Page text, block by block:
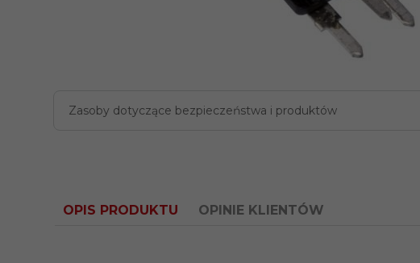
Zasoby dotyczące bezpieczeństwa i produktów
OPIS PRODUKTU OPINIE KLIENTÓW